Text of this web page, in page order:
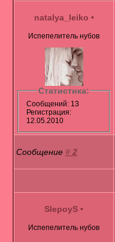
natalya_leiko •
Испепелитель нубов
Статистика:
Сообщений: 13
Регистрация:
12.05.2010
Сообщение#2
SlepoyS •
Испепелитель нубов